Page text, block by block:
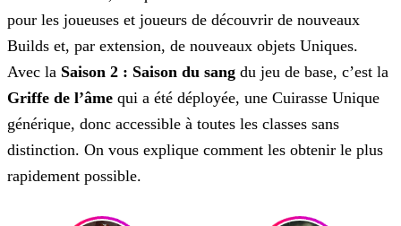
pour les joueuses et joueurs de découvrir de nouveaux
Builds et, par extension, de nouveaux objets Uniques.
Avec la Saison 2 : Saison du sang du jeu de base, c’est la
Griffe de l’âme qui a été déployée, une Cuirasse Unique
générique, donc accessible à toutes les classes sans
distinction. On vous explique comment les obtenir le plus
rapidement possible.